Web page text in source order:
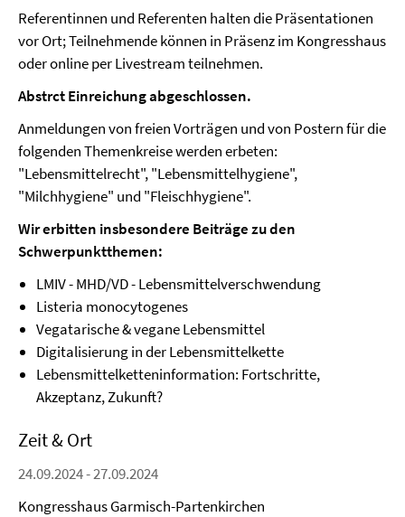
Referentinnen und Referenten halten die Präsentationen
vor Ort; Teilnehmende können in Präsenz im Kongresshaus
oder online per Livestream teilnehmen.
Abstrct Einreichung abgeschlossen.
Anmeldungen von freien Vorträgen und von Postern für die
folgenden Themenkreise werden erbeten:
"Lebensmittelrecht", "Lebensmittelhygiene",
"Milchhygiene" und "Fleischhygiene".
Wir erbitten insbesondere Beiträge zu den
Schwerpunktthemen:
LMIV - MHD/VD - Lebensmittelverschwendung
Listeria monocytogenes
Vegatarische & vegane Lebensmittel
Digitalisierung in der Lebensmittelkette
Lebensmittelketteninformation: Fortschritte,
Akzeptanz, Zukunft?
Zeit & Ort
24.09.2024 - 27.09.2024
Kongresshaus Garmisch-Partenkirchen